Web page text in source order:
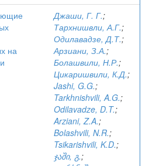
на
Джаши, Г. Г.;
Тархнишвли, А.Г.;
Одилавадзе, Д.Т.;
Арзиани, З.А.;
Болашвили, Н.Р.;
Цикаришвили, К.Д.;
Jashi, G.G.;
Tarkhnishvili, A.G.;
Odilavadze, D.T.;
Arziani, Z.A.;
Bolashvili, N.R.;
Tsikarishvili, K.D.;
ჯაში, გ.;